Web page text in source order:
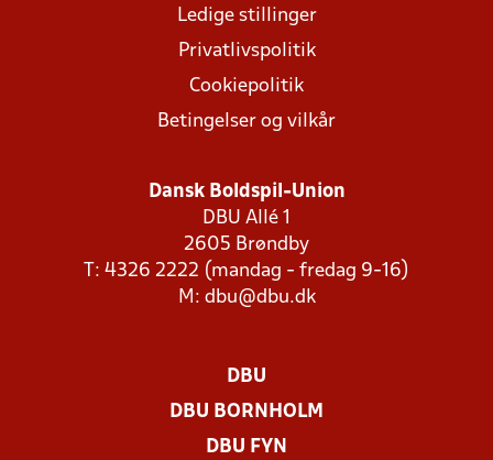
Ledige stillinger
Privatlivspolitik
Cookiepolitik
Betingelser og vilkår
Dansk Boldspil-Union
DBU Allé 1
2605 Brøndby
T: 4326 2222 (mandag - fredag 9-16)
M: dbu@dbu.dk
DBU
DBU BORNHOLM
DBU FYN